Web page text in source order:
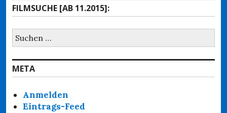
FILMSUCHE [AB 11.2015]:
Suchen
nach:
META
Anmelden
Eintrags-Feed